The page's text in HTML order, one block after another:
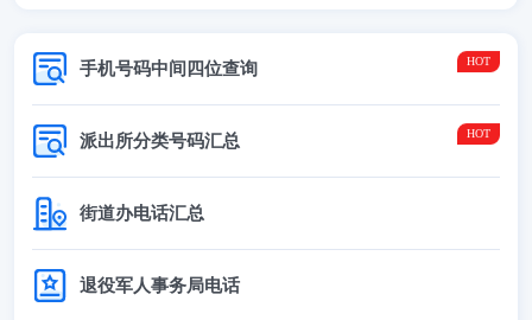
手机号码中间四位查询
派出所分类号码汇总
街道办电话汇总
退役军人事务局电话